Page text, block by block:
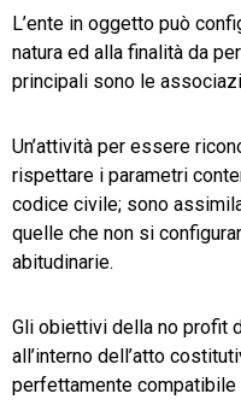
L’ente in oggetto può
natura ed alla finalità da
principali sono le
Un’attività per essere
rispettare i parametri
codice civile; sono
quelle che non si
abitudinarie.
Gli obiettivi della no profit
all’interno dell’atto
perfettamente compatibile